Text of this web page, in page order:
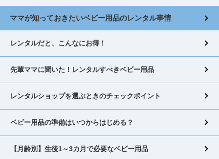
ママが知っておきたいベビー用品のレンタル事情
レンタルだと、こんなにお得！
先輩ママに聞いた！レンタルすべきベビー用品
レンタルショップを選ぶときのチェックポイント
ベビー用品の準備はいつからはじめる？
【月齢別】生後1～3カ月で必要なベビー用品